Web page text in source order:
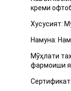
креми
Хусусият:
Намуна:
Мӯҳлати
фармоиши